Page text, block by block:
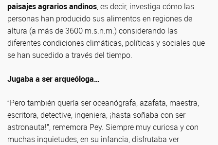
paisajes agrarios andinos, es decir, investiga cómo las
personas han producido sus alimentos en regiones de
altura (a más de 3600 m.s.n.m.) considerando las
diferentes condiciones climáticas, políticas y sociales que
se han sucedido a través del tiempo.
Jugaba a ser arqueóloga…
“Pero también quería ser oceanógrafa, azafata, maestra,
escritora, detective, ingeniera, ¡hasta soñaba con ser
astronauta!”, rememora Pey. Siempre muy curiosa y con
muchas inquietudes, en su infancia, disfrutaba ver